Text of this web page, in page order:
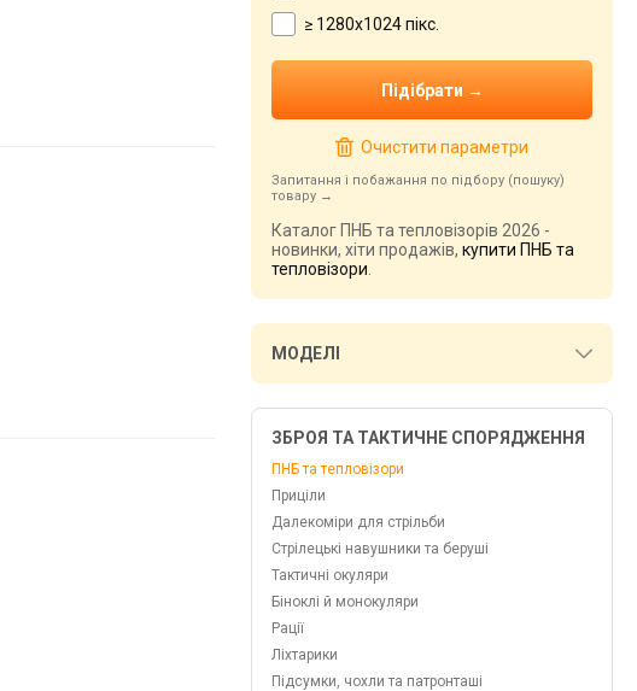
≥ 1280x1024 пікс.
Очистити параметри
Запитання і побажання по підбору (пошуку)
товару
Каталог ПНБ та тепловізорів 2026 -
новинки, хіти продажів, купити ПНБ та
тепловізори
МОДЕЛІ
ЗБРОЯ ТА ТАКТИЧНЕ СПОРЯДЖЕННЯ
ПНБ та тепловізори
Приціли
Далекоміри для стрільби
Стрілецькі навушники та беруші
Тактичні окуляри
Біноклі й монокуляри
Рації
Ліхтарики
Підсумки, чохли та патронташі